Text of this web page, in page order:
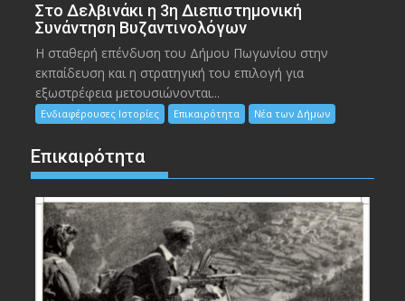
Στο Δελβινάκι η 3η Διεπιστημονική
Συνάντηση Βυζαντινολόγων
Η σταθερή επένδυση του Δήμου Πωγωνίου στην
εκπαίδευση και η στρατηγική του επιλογή για
εξωστρέφεια μετουσιώνονται...
Ενδιαφέρουσες Ιστορίες Επικαιρότητα Νέα των Δήμων
Επικαιρότητα